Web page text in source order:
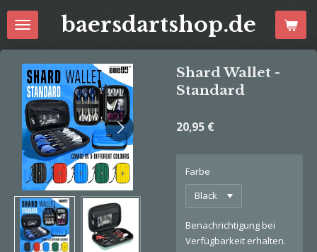
Zum
Hauptinhalt
baersdartshop.de
Shard Wallet -
Standard
20,95 €
Farbe
Benachrichtigung bei
Verfügbarkeit erhalten.